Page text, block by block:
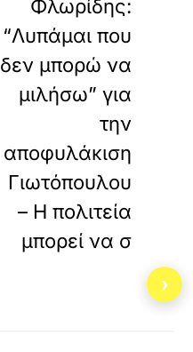
Φλωρίδης:
“Λυπάμαι που
δεν μπορώ να
μιλήσω” για
την
αποφυλάκιση
Γιωτόπουλου
– Η πολιτεία
μπορεί να σ
›